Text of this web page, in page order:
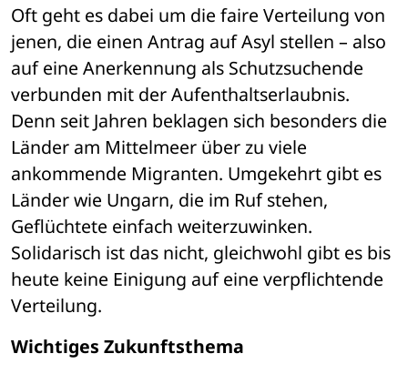
Oft geht es dabei um die faire Verteilung von
jenen, die einen Antrag auf Asyl stellen – also
auf eine Anerkennung als Schutzsuchende
verbunden mit der Aufenthaltserlaubnis.
Denn seit Jahren beklagen sich besonders die
Länder am Mittelmeer über zu viele
ankommende Migranten. Umgekehrt gibt es
Länder wie Ungarn, die im Ruf stehen,
Geflüchtete einfach weiterzuwinken.
Solidarisch ist das nicht, gleichwohl gibt es bis
heute keine Einigung auf eine verpflichtende
Verteilung.
Wichtiges Zukunftsthema